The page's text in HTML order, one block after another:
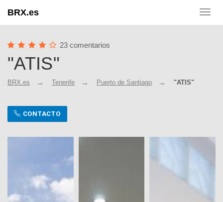
BRX.es
23 comentarios
"ATIS"
BRX.es Tenerife Puerto de Santiago "ATIS"
CONTACTO